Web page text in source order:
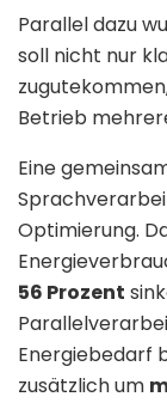
Parallel dazu
soll nicht nur
Betrieb
Eine
Optimierung.
56 Prozent
Energiebedarf
zusätzlich um